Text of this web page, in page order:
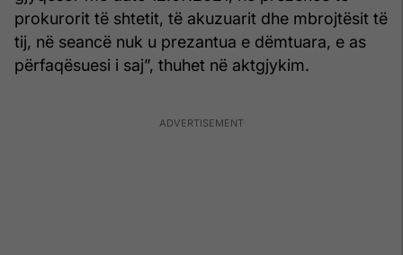
prokurorit të shtetit, të akuzuarit dhe mbrojtësit të
tij, në seancë nuk u prezantua e dëmtuara, e as
përfaqësuesi i saj”, thuhet në aktgjykim.